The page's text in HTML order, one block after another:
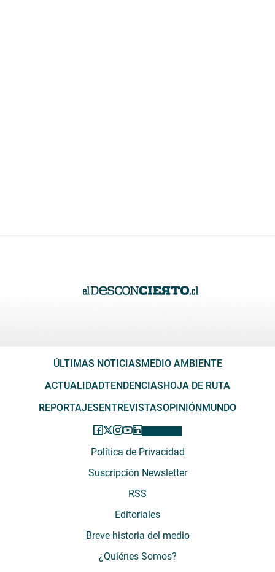
ÚLTIMAS NOTICIASMEDIO AMBIENTE
ACTUALIDADTENDENCIASHOJA DE RUTA
REPORTAJESENTREVISTASOPINIÓNMUNDO
Política de Privacidad
Suscripción Newsletter
RSS
Editoriales
Breve historia del medio
¿Quiénes Somos?